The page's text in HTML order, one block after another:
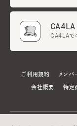
CA4LA
CA4LAで
ご利用規約 メンバ
会社概要 特定